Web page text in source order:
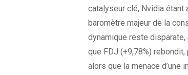
catalyseur clé, Nvidia étant
baromètre majeur de la
dynamique reste
que FDJ (+9,78%)
alors que la menace d’une